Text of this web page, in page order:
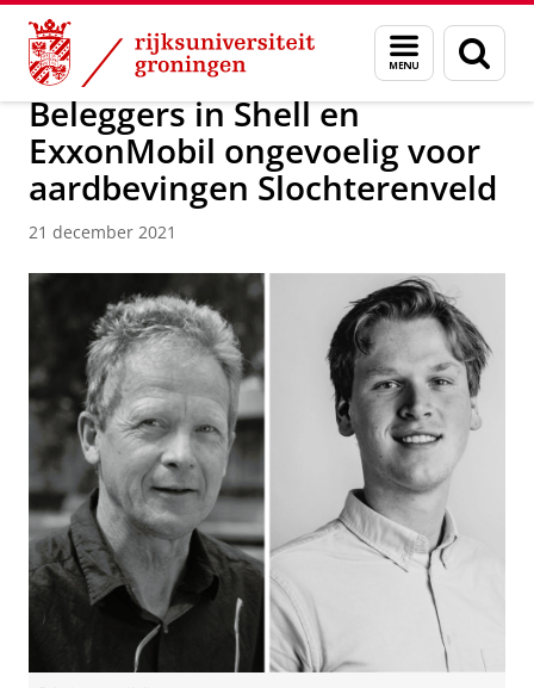
Skip
Content
Skip
Navigation
Menu
en
zoeken
Over ons News / FEB
Beleggers in Shell en
ExxonMobil ongevoelig voor
aardbevingen Slochterenveld
21 december 2021